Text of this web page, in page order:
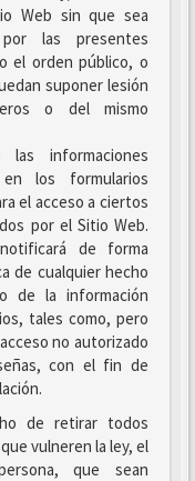
Web sin que sea
las presentes
el orden público, o
suponer lesión
o del mismo
informaciones
los formularios
el acceso a ciertos
por el Sitio Web.
de forma
de cualquier hecho
de la información
tales como, pero
no autorizado
con el fin de
de retirar todos
vulneren la ley, el
que sean